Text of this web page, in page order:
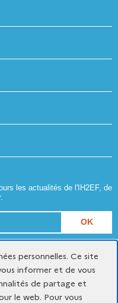
les actualités de l'IH2EF, de
personnelles. Ce site
informer et de vous
de partage et
le web. Pour vous